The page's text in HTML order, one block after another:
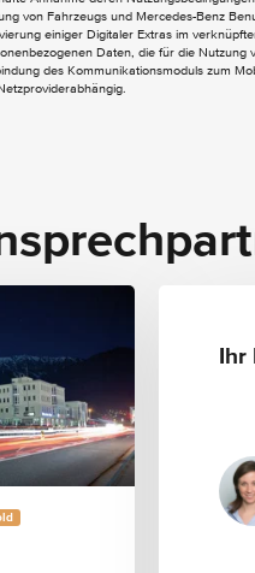
i-
von Fahrzeugs und Mercedes-Benz
einiger Digitaler Extras im
Daten, die für die
des Kommunikationsmoduls zum